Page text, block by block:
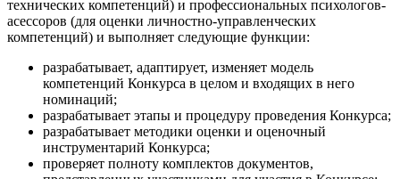
технических компетенций) и профессиональных психологов-
асессоров (для оценки личностно-управленческих
компетенций) и выполняет следующие функции:
разрабатывает, адаптирует, изменяет модель
компетенций Конкурса в целом и входящих в него
номинаций;
разрабатывает этапы и процедуру проведения Конкурса;
разрабатывает методики оценки и оценочный
инструментарий Конкурса;
проверяет полноту комплектов документов,